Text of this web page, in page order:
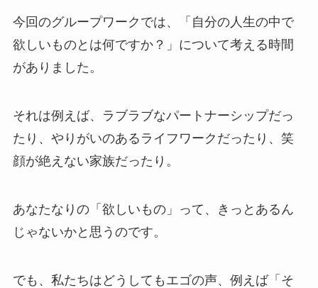
今回のグループワークでは、「自分の人生の中で
欲しいものとは何ですか？」について考える時間
がありました。
それは例えば、ラブラブなパートナーシップだっ
たり、やりがいのあるライフワークだったり、笑
顔が絶えない家族だったり。
あなたなりの「欲しいもの」って、きっとあるん
じゃないかと思うのです。
でも、私たちはどうしてもエゴの声、例えば「そ